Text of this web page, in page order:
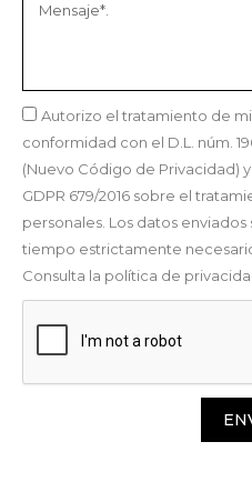
Autorizo el tratamiento de
conformidad con el D.L. núm.
(Nuevo Código de Privacidad)
GDPR 679/2016 sobre el
personales. Los datos
tiempo estrictamente
Consulta la política de